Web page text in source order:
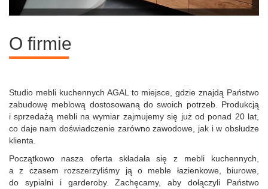
O firmie
Studio mebli kuchennych AGAL to miejsce, gdzie znajdą Państwo
zabudowę meblową dostosowaną do swoich potrzeb. Produkcją
i sprzedażą mebli na wymiar zajmujemy się już od ponad 20 lat,
co daje nam doświadczenie zarówno zawodowe, jak i w obsłudze
klienta.
Początkowo nasza oferta składała się z mebli kuchennych,
a z czasem rozszerzyliśmy ją o meble łazienkowe, biurowe,
do sypialni i garderoby. Zachęcamy, aby dołączyli Państwo